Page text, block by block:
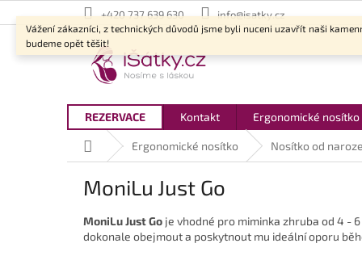
na
obsah
Vážení zákazníci, z technických důvodů jsme byli nuceni uzavřít naši
budeme opět těšit!
+420 737 639 630 info@isatky.cz
REZERVACE Kontakt Ergonomické nosítko
Domů Ergonomické nosítko Nosítko od
MoniLu Just Go
MoniLu Just Go je vhodné pro miminka zhruba od 4 -
dokonale obejmout a poskytnout mu ideální oporu